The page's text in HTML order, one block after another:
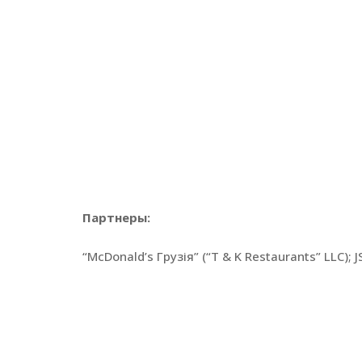
Партнеры:
“McDonald’s Грузія” (“T & K Restaurants” LLC);